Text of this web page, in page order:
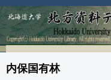
内保国有林